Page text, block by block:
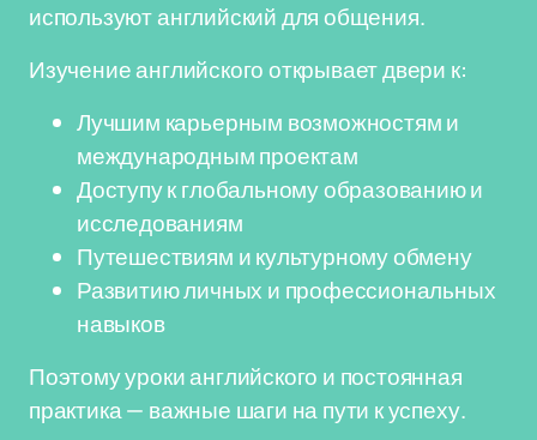
используют английский для общения.
Изучение английского открывает двери к:
Лучшим карьерным возможностям и
международным проектам
Доступу к глобальному образованию и
исследованиям
Путешествиям и культурному обмену
Развитию личных и профессиональных
навыков
Поэтому уроки английского и постоянная
практика — важные шаги на пути к успеху.